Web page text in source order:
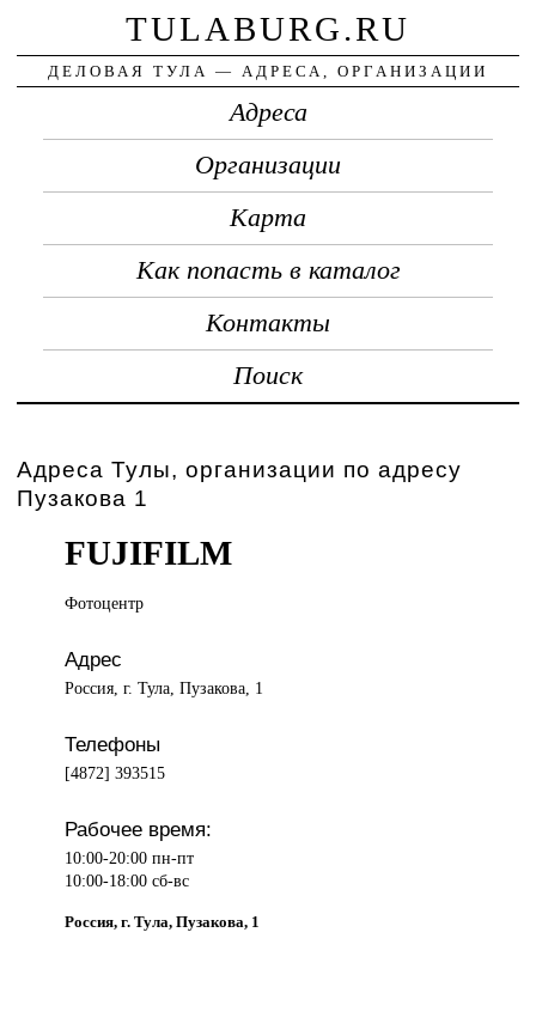
TULABURG.RU
ДЕЛОВАЯ ТУЛА — АДРЕСА, ОРГАНИЗАЦИИ
Адреса
Организации
Карта
Как попасть в каталог
Контакты
Поиск
Адреса Тулы, организации по адресу
Пузакова 1
FUJIFILM
Фотоцентр
Адрес
Россия, г. Тула, Пузакова, 1
Телефоны
[4872] 393515
Рабочее время:
10:00-20:00 пн-пт
10:00-18:00 сб-вс
Россия, г. Тула, Пузакова, 1